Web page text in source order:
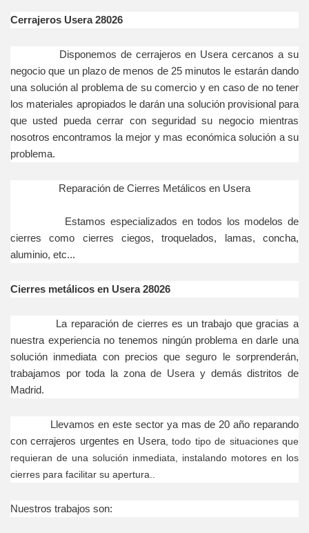
Cerrajeros Usera 28026
Disponemos de cerrajeros en Usera cercanos a su
negocio que un plazo de menos de 25 minutos le estarán dando
una solución al problema de su comercio y en caso de no tener
los materiales apropiados le darán una solución provisional para
que usted pueda cerrar con seguridad su negocio mientras
nosotros encontramos la mejor y mas económica solución a su
problema.
Reparación de Cierres Metálicos en Usera
Estamos especializados en todos los modelos de
cierres como cierres ciegos, troquelados, lamas, concha,
aluminio, etc...
Cierres metálicos en Usera 28026
La reparación de cierres es un trabajo que gracias a
nuestra experiencia no tenemos ningún problema en darle una
solución inmediata con precios que seguro le sorprenderán,
trabajamos por toda la zona de Usera y demás distritos de
Madrid.
Llevamos en este sector ya mas de 20 año reparando
con cerrajeros urgentes en Usera, todo tipo de situaciones que
requieran de una solución inmediata, instalando motores en los
cierres para facilitar su apertura..
Nuestros trabajos son: